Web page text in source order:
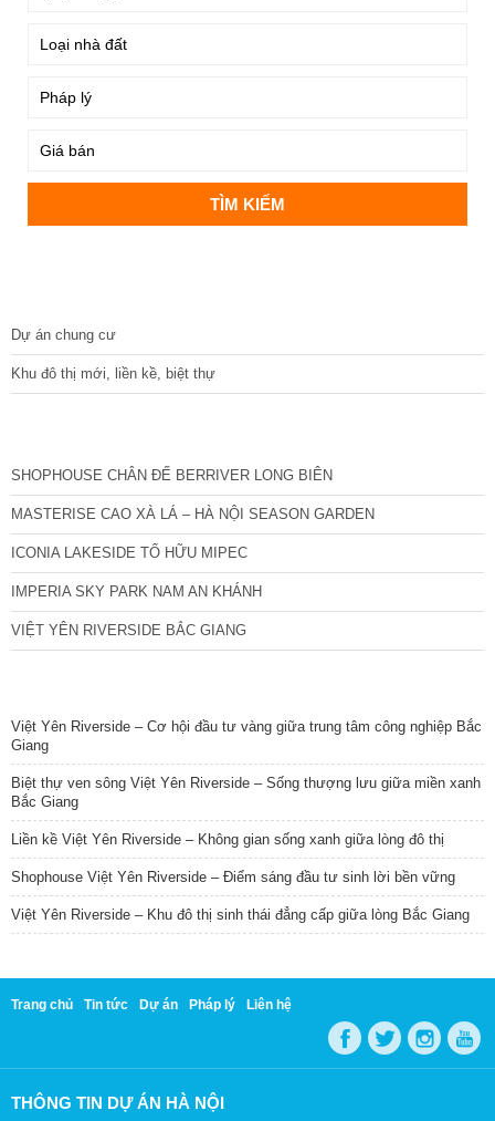
Dự án chung cư
Khu đô thị mới, liền kề, biệt thự
SHOPHOUSE CHÂN ĐẾ BERRIVER LONG BIÊN
MASTERISE CAO XÀ LÁ – HÀ NỘI SEASON GARDEN
ICONIA LAKESIDE TỐ HỮU MIPEC
IMPERIA SKY PARK NAM AN KHÁNH
VIỆT YÊN RIVERSIDE BẮC GIANG
Việt Yên Riverside – Cơ hội đầu tư vàng giữa trung tâm công nghiệp Bắc
Giang
Biệt thự ven sông Việt Yên Riverside – Sống thượng lưu giữa miền xanh
Bắc Giang
Liền kề Việt Yên Riverside – Không gian sống xanh giữa lòng đô thị
Shophouse Việt Yên Riverside – Điểm sáng đầu tư sinh lời bền vững
Việt Yên Riverside – Khu đô thị sinh thái đẳng cấp giữa lòng Bắc Giang
Trang chủ Tin tức Dự án Pháp lý Liên hệ
THÔNG TIN DỰ ÁN HÀ NỘI